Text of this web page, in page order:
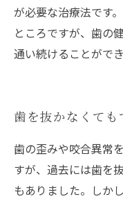
が必要な治療法です
ところですが、歯の
通い続けることがで
歯を抜かなくても
歯の歪みや咬合異常
すが、過去には歯を
もありました。しか